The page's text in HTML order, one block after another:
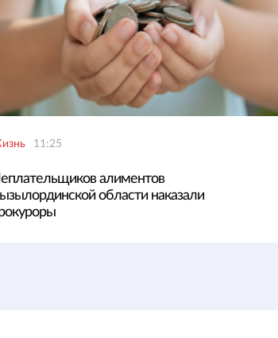
11:25
алиментов
области наказали